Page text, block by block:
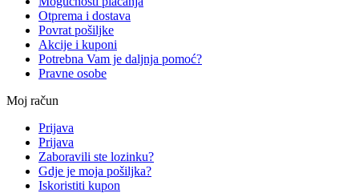
Otprema i dostava
Povrat pošiljke
Akcije i kuponi
Potrebna Vam je daljnja pomoć?
Pravne osobe
Moj račun
Prijava
Prijava
Zaboravili ste lozinku?
Gdje je moja pošiljka?
Iskoristiti kupon